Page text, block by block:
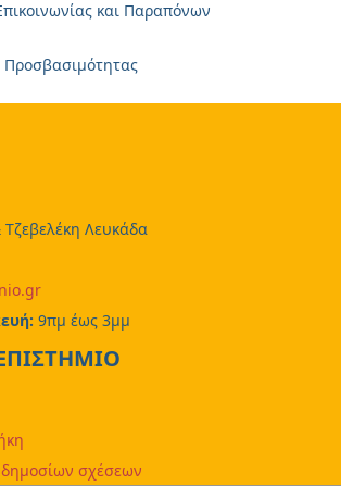
και Παραπόνων
Λευκάδα
9πμ έως 3μμ
σχέσεων